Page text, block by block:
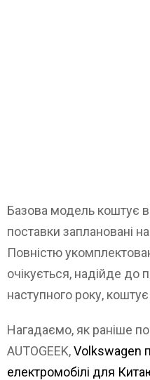
Базова модель коштує
поставки заплановані
Повністю
очікується, надійде до
наступного року,
Нагадаємо, як раніше
AUTOGEEK,Volkswagen
електромобілі для